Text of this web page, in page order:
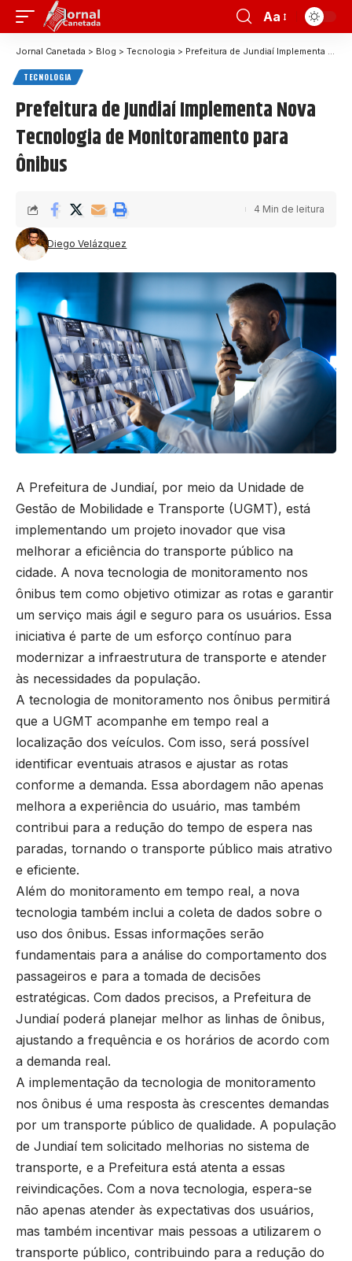
Aa
Jornal Canetada > Blog > Tecnologia > Prefeitura de Jundiaí Implementa Nova Tecnologia de Monitoramento para Ônibus
TECNOLOGIA
Prefeitura de Jundiaí Implementa Nova
Tecnologia de Monitoramento para
Ônibus
Diego Velázquez
4 Min de leitura
A Prefeitura de Jundiaí, por meio da Unidade de
Gestão de Mobilidade e Transporte (UGMT), está
implementando um projeto inovador que visa
melhorar a eficiência do transporte público na
cidade. A nova tecnologia de monitoramento nos
ônibus tem como objetivo otimizar as rotas e garantir
um serviço mais ágil e seguro para os usuários. Essa
iniciativa é parte de um esforço contínuo para
modernizar a infraestrutura de transporte e atender
às necessidades da população.
A tecnologia de monitoramento nos ônibus permitirá
que a UGMT acompanhe em tempo real a
localização dos veículos. Com isso, será possível
identificar eventuais atrasos e ajustar as rotas
conforme a demanda. Essa abordagem não apenas
melhora a experiência do usuário, mas também
contribui para a redução do tempo de espera nas
paradas, tornando o transporte público mais atrativo
e eficiente.
Além do monitoramento em tempo real, a nova
tecnologia também inclui a coleta de dados sobre o
uso dos ônibus. Essas informações serão
fundamentais para a análise do comportamento dos
passageiros e para a tomada de decisões
estratégicas. Com dados precisos, a Prefeitura de
Jundiaí poderá planejar melhor as linhas de ônibus,
ajustando a frequência e os horários de acordo com
a demanda real.
A implementação da tecnologia de monitoramento
nos ônibus é uma resposta às crescentes demandas
por um transporte público de qualidade. A população
de Jundiaí tem solicitado melhorias no sistema de
transporte, e a Prefeitura está atenta a essas
reivindicações. Com a nova tecnologia, espera-se
não apenas atender às expectativas dos usuários,
mas também incentivar mais pessoas a utilizarem o
transporte público, contribuindo para a redução do